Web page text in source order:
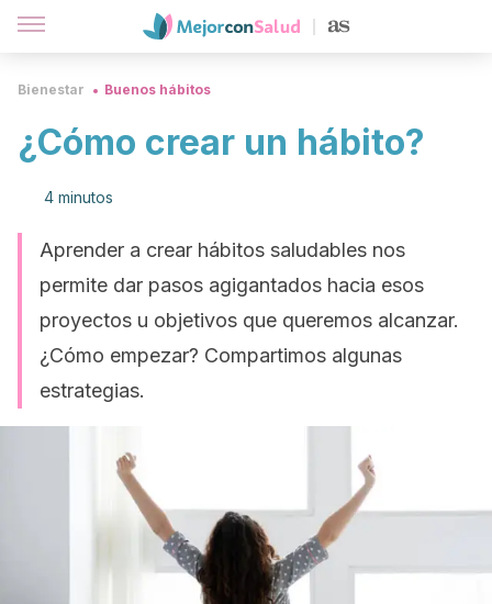
Bienestar Buenos hábitos
¿Cómo crear un hábito?
4 minutos
Aprender a crear hábitos saludables nos
permite dar pasos agigantados hacia esos
proyectos u objetivos que queremos alcanzar.
¿Cómo empezar? Compartimos algunas
estrategias.